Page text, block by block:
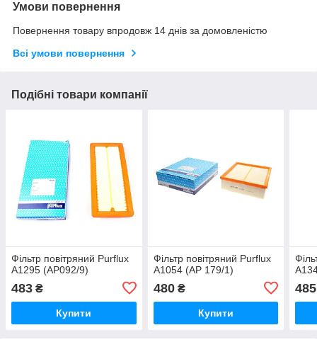
Умови повернення
Повернення товару впродовж 14 днів за домовленістю
Всі умови повернення
Подібні товари компанії
Фільтр повітряний Purflux
A1295 (AP092/9)
483 ₴
Купити
Фільтр повітряний Purflux
A1054 (AP 179/1)
480₴
Купити
485